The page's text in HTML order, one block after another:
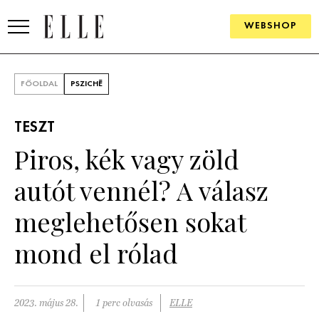
WEBSHOP
SZÉPSÉG
PÁRKAPCSOLAT
FŐOLDAL PSZICHÉ
TESZT
Piros, kék vagy zöld
autót vennél? A válasz
meglehetősen sokat
mond el rólad
2023. május 28. 1 perc olvasás ELLE